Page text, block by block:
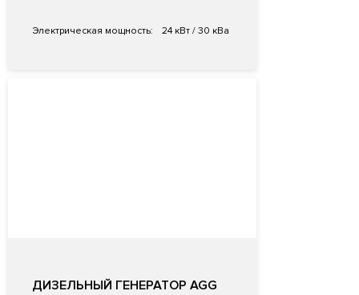
Электрическая мощность: 24 кВт / 30 кВа
ДИЗЕЛЬНЫЙ ГЕНЕРАТОР AGG